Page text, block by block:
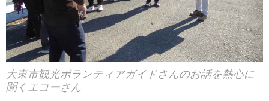
大東市観光ボランティアガイドさんのお話を熱心に
聞くエコーさん